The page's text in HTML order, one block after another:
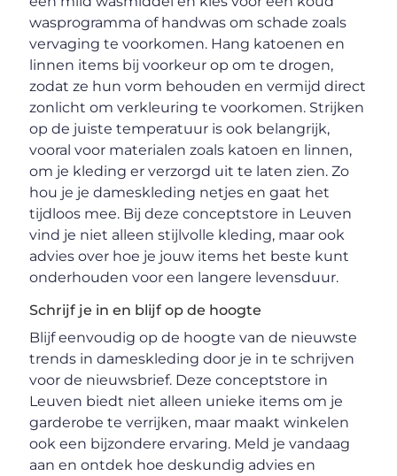
wasprogramma of handwas om schade zoals
vervaging te voorkomen. Hang katoenen en
linnen items bij voorkeur op om te drogen,
zodat ze hun vorm behouden en vermijd direct
zonlicht om verkleuring te voorkomen. Strijken
op de juiste temperatuur is ook belangrijk,
vooral voor materialen zoals katoen en linnen,
om je kleding er verzorgd uit te laten zien. Zo
hou je je dameskleding netjes en gaat het
tijdloos mee. Bij deze conceptstore in Leuven
vind je niet alleen stijlvolle kleding, maar ook
advies over hoe je jouw items het beste kunt
onderhouden voor een langere levensduur.
Schrijf je in en blijf op de hoogte
Blijf eenvoudig op de hoogte van de nieuwste
trends in dameskleding door je in te schrijven
voor de nieuwsbrief. Deze conceptstore in
Leuven biedt niet alleen unieke items om je
garderobe te verrijken, maar maakt winkelen
ook een bijzondere ervaring. Meld je vandaag
aan en ontdek hoe deskundig advies en